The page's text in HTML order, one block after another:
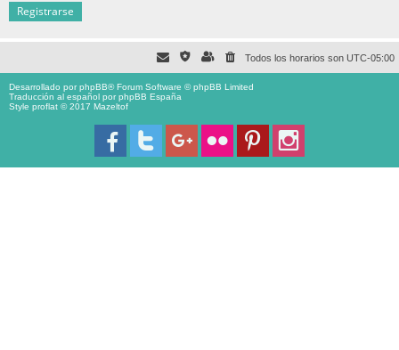
Registrarse
Todos los horarios son UTC-05:00
Desarrollado porphpBB® Forum Software © phpBB Limited
Traducción al español porphpBB España
Style proflat © 2017 Mazeltof